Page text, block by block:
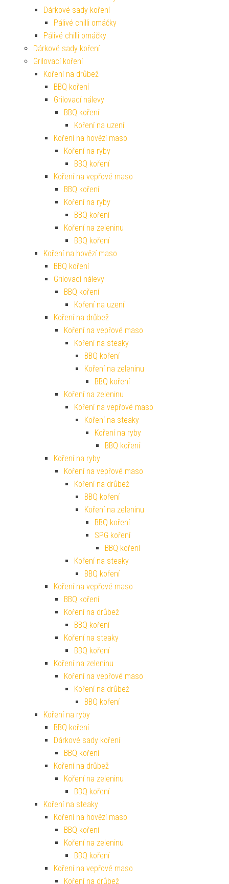
Dárkové sady koření
Pálivé chilli omáčky
Pálivé chilli omáčky
Dárkové sady koření
Grilovací koření
Koření na drůbež
BBQ koření
Grilovací nálevy
BBQ koření
Koření na uzení
Koření na hovězí maso
Koření na ryby
BBQ koření
Koření na vepřové maso
BBQ koření
Koření na ryby
BBQ koření
Koření na zeleninu
BBQ koření
Koření na hovězí maso
BBQ koření
Grilovací nálevy
BBQ koření
Koření na uzení
Koření na drůbež
Koření na vepřové maso
Koření na steaky
BBQ koření
Koření na zeleninu
BBQ koření
Koření na zeleninu
Koření na vepřové maso
Koření na steaky
Koření na ryby
BBQ koření
Koření na ryby
Koření na vepřové maso
Koření na drůbež
BBQ koření
Koření na zeleninu
BBQ koření
SPG koření
BBQ koření
Koření na steaky
BBQ koření
Koření na vepřové maso
BBQ koření
Koření na drůbež
BBQ koření
Koření na steaky
BBQ koření
Koření na zeleninu
Koření na vepřové maso
Koření na drůbež
BBQ koření
Koření na ryby
BBQ koření
Dárkové sady koření
BBQ koření
Koření na drůbež
Koření na zeleninu
BBQ koření
Koření na steaky
Koření na hovězí maso
BBQ koření
Koření na zeleninu
BBQ koření
Koření na vepřové maso
Koření na drůbež